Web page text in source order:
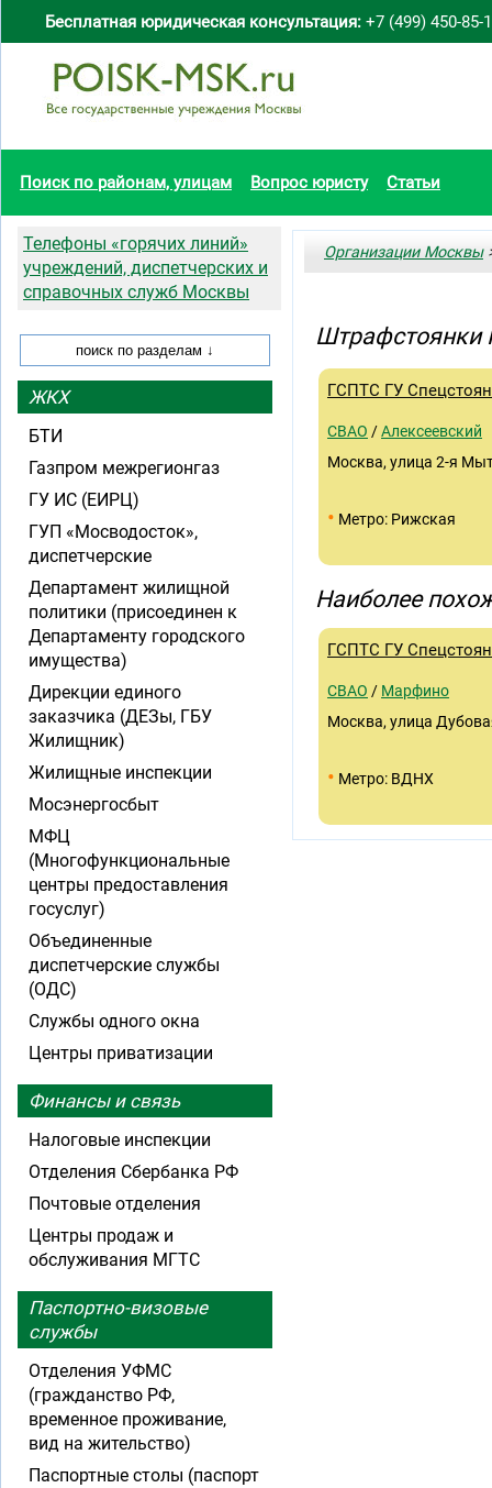
Бесплатная юридическая консультация: +7 (499) 450-85-
Поиск по районам, улицам Вопрос юристу Статьи
Организации Москвы
Штрафстоянки
ГСПТС ГУ
СВАО /Алексеевский
Москва, улица 2-я
• Метро: Рижская
Наиболее
ГСПТС ГУ
СВАО / Марфино
Москва, улица
• Метро: ВДНХ
Телефоны «горячих линий»
учреждений, диспетчерских и
справочных служб Москвы
ЖКХ
БТИ
Газпром межрегионгаз
ГУ ИС (ЕИРЦ)
ГУП «Мосводосток»,
диспетчерские
Департамент жилищной
политики (присоединен к
Департаменту городского
имущества)
Дирекции единого
заказчика (ДЕЗы, ГБУ
Жилищник)
Жилищные инспекции
Мосэнергосбыт
МФЦ
(Многофункциональные
центры предоставления
госуслуг)
Объединенные
диспетчерские службы
(ОДС)
Службы одного окна
Центры приватизации
Финансы и связь
Налоговые инспекции
Отделения Сбербанка РФ
Почтовые отделения
Центры продаж и
обслуживания МГТС
Паспортно-визовые
службы
Отделения УФМС
(гражданство РФ,
временное проживание,
вид на жительство)
Паспортные столы (паспорт